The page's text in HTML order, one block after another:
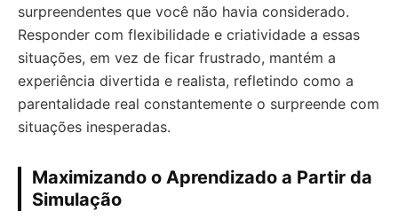
surpreendentes que você não havia considerado.
Responder com flexibilidade e criatividade a essas
situações, em vez de ficar frustrado, mantém a
experiência divertida e realista, refletindo como a
parentalidade real constantemente o surpreende com
situações inesperadas.
Maximizando o Aprendizado a Partir da
Simulação